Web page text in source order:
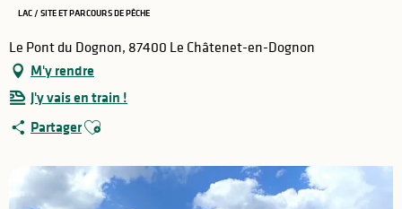
LAC / SITE ET PARCOURS DE PÊCHE
Le Pont du Dognon, 87400 Le Châtenet-en-Dognon
M'y rendre
J'y vais en train !
PartagerAjouter aux favoris